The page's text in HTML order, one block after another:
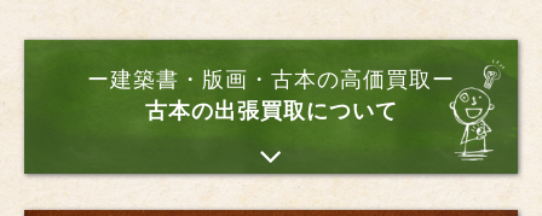
ー建築書・版画・古本の高価買取ー
古本の出張買取について